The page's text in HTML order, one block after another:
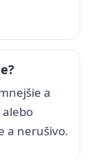
a
a nerušivo.